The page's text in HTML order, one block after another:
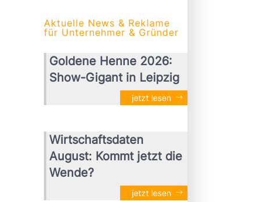
Aktuelle News & Reklame
für Unternehmer & Gründer
Goldene Henne 2026:
Show-Gigant in Leipzig
jetzt lesen
Wirtschaftsdaten
August: Kommt jetzt die
Wende?
jetzt lesen